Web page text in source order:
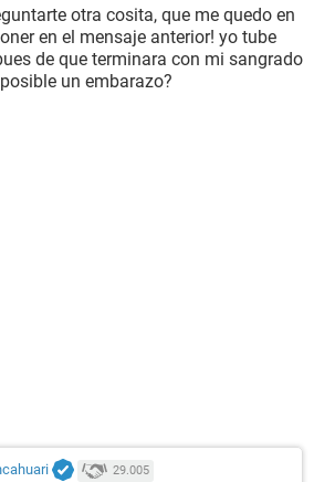
otra cosita, que me quedo en
en el mensaje anterior! yo tube
de que terminara con mi sangrado
un embarazo?
29.005